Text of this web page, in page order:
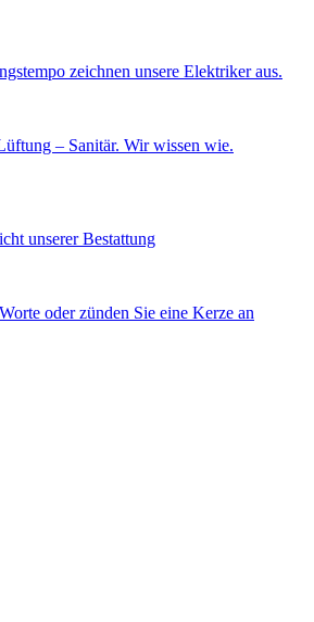
zeichnen unsere Elektriker aus.
– Sanitär. Wir wissen wie.
unserer Bestattung
oder zünden Sie eine Kerze an